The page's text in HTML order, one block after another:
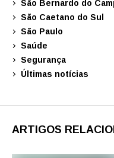
São Bernardo do
São Caetano do Sul
São Paulo
Saúde
Segurança
Últimas notícias
ARTIGOS